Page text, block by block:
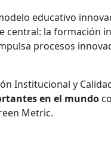
educativo
central: la formación
procesos
Institucional y
en el mundo
Metric.